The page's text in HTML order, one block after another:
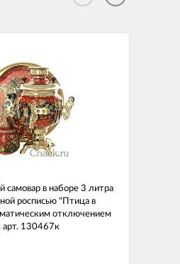
самовар в наборе 3 литра
росписью "Птица в
отключением
арт. 130467к